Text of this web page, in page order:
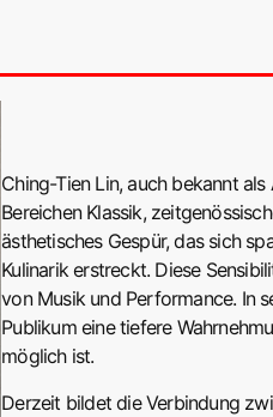
Ching-Tien Lin, auch bekannt
Bereichen Klassik,
ästhetisches Gespür, das sich
Kulinarik erstreckt. Diese
von Musik und Performance. In
Publikum eine tiefere
möglich ist.
Derzeit bildet die Verbindung